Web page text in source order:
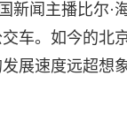
新闻主播比尔·
车。如今的北
展速度远超想